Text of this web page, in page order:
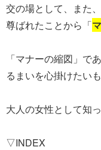
交の場として、また
尊ばれたことから「
「マナーの縮図」で
るまいを心掛けたいも
大人の女性として知
▽INDEX